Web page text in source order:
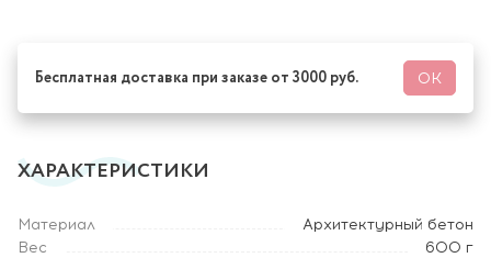
Бесплатная доставка при заказе от 3000 руб. ОК
ХАРАКТЕРИСТИКИ
Материал
Архитектурный бетон
Вес
600 г